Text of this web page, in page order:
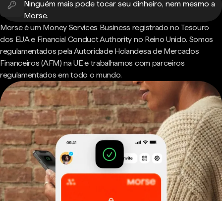
Ninguém mais pode tocar seu dinheiro, nem mesmo a
Morse.
Morse é um Money Services Business registrado no Tesouro
dos EUA e Financial Conduct Authority no Reino Unido. Somos
regulamentados pela Autoridade Holandesa de Mercados
Financeiros (AFM) na UE e trabalhamos com parceiros
regulamentados em todo o mundo.